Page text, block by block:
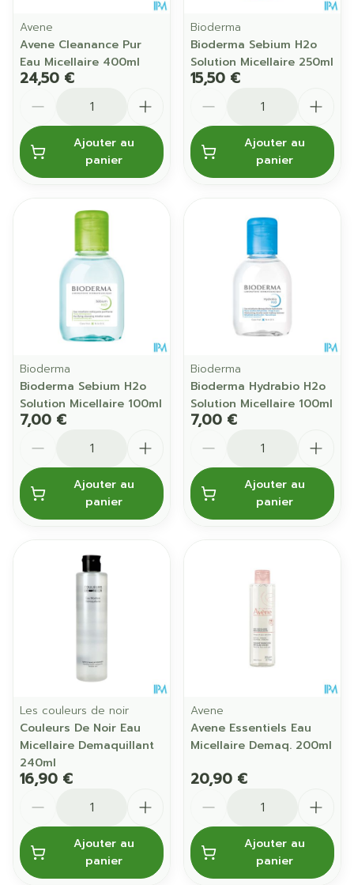
Avene
Avene Cleanance Pur
Eau Micellaire 400ml
24,50 €
Ajouter au
panier
Bioderma
Bioderma Sebium H2o
Solution Micellaire 250ml
15,50 €
Ajouter au
panier
Bioderma
Bioderma Sebium H2o
Solution Micellaire 100ml
7,00 €
Ajouter au
panier
Bioderma
Bioderma Hydrabio H2o
Solution Micellaire 100ml
7,00 €
Ajouter au
panier
Les couleurs de noir
Couleurs De Noir Eau
Micellaire Demaquillant
240ml
16,90 €
Ajouter au
panier
Avene
Avene Essentiels Eau
Micellaire Demaq. 200ml
20,90 €
Ajouter au
panier